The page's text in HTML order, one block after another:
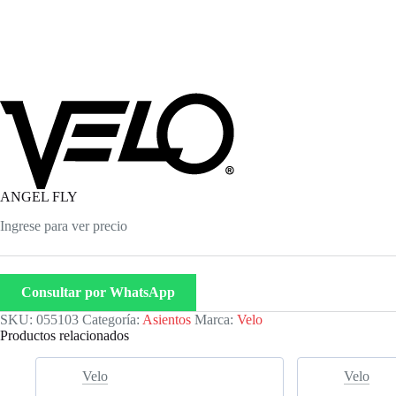
ANGEL FLY
Ingrese para ver precio
Consultar por WhatsApp
SKU: 055103 Categoría: Asientos Marca: Velo
Productos relacionados
Velo Velo